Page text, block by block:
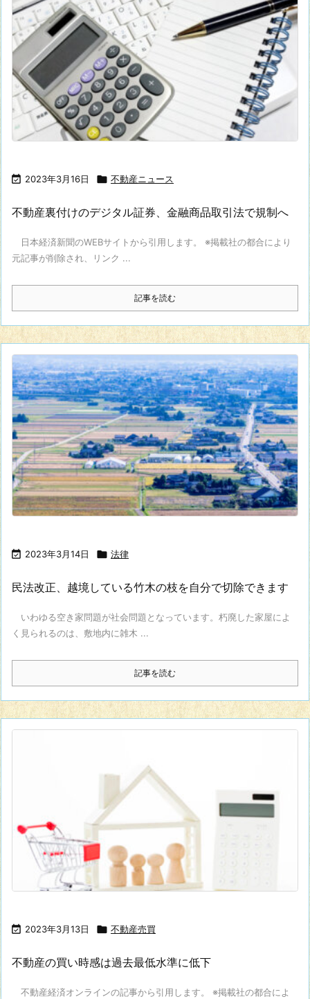
 2023年3月16日  不動産ニュース
不動産裏付けのデジタル証券、金融商品取引法で規制へ
日本経済新聞のWEBサイトから引用します。 ※掲載社の都合により
元記事が削除され、リンク ...
記事を読む
 2023年3月14日  法律
民法改正、越境している竹木の枝を自分で切除できます
いわゆる空き家問題が社会問題となっています。朽廃した家屋によ
く見られるのは、敷地内に雑木 ...
記事を読む
 2023年3月13日  不動産売買
不動産の買い時感は過去最低水準に低下
不動産経済オンラインの記事から引用します。 ※掲載社の都合によ